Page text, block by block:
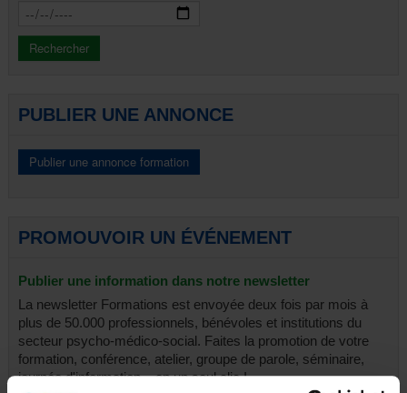
Santé mentale
Gestion & finances
Tous
PUBLIER UNE ANNONCE
PROMOUVOIR UN ÉVÉNEMENT
Publier une information dans notre newsletter
La newsletter Formations est envoyée deux fois par mois à
plus de 50.000 professionnels, bénévoles et institutions du
secteur psycho-médico-social. Faites la promotion de votre
formation, conférence, atelier, groupe de parole, séminaire,
journée d'information... en un seul clic !